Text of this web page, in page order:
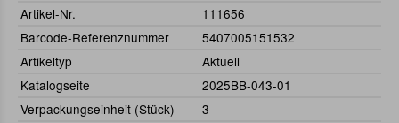
Artikel-Nr.
111656
Barcode-Referenznummer
5407005151532
Artikeltyp
Aktuell
Katalogseite
2025BB-043-01
Verpackungseinheit (Stück)
3